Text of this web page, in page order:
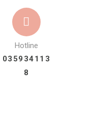
Hotline
035934113
8